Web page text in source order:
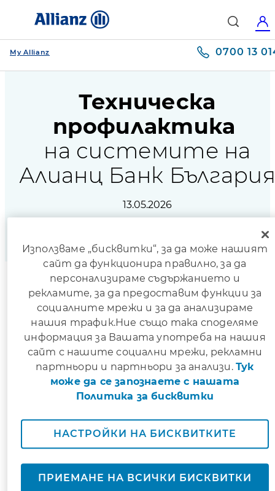
My Allianz 0700 13
Техническа
профилактика
на системите на
Алианц Банк България
13.05.2026
Уважаеми клиенти и партньори,
От 23:00 ч. на 17.05.2026 г. до 01:00 ч. на
18.05.2026 г. ще бъде извършена техническа
профилактика на информационните системи
на Алианц Банк България. В тази връзка ще
временно ограничен достъпът до услугите
SmartID.
Какво е важно за Вас
Отключете банковите си карти
приложението SmartID преди
Използваме „бисквитки“, за да може нашият
сайт да функционира правилно, за да
персонализираме съдържанието и
рекламите, за да предоставим функции за
социалните мрежи и за да анализираме
нашия трафик.Ние също така споделяме
информация за Вашата употреба на нашия
сайт с нашите социални мрежи, рекламни
партньори и партньори за анализи.Тук
може да се запознаете с нашата
Политика за бисквитки
НАСТРОЙКИ НА БИСКВИТКИТЕ
ПРИЕМАНЕ НА ВСИЧКИ БИСКВИТКИ